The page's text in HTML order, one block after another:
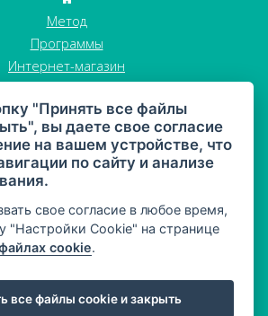
Метод
Программы
Интернет-магазин
Блог
Стать участником
Контакты
"Принять все файлы
вы даете свое согласие
на вашем устройстве, что
по сайту и анализе
свое согласие в любое время,
"Настройки Cookie" на странице
cookie.
все файлы cookie и закрыть